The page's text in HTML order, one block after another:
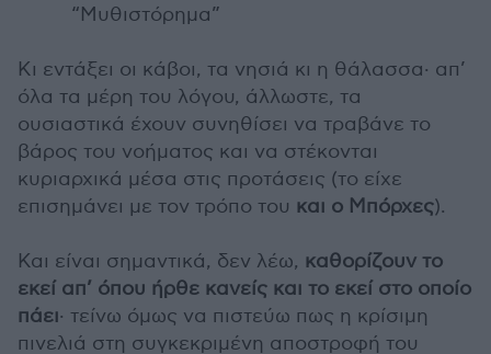
“Μυθιστόρημα”
Κι εντάξει οι κάβοι, τα νησιά κι η θάλασσα· απ’
όλα τα μέρη του λόγου, άλλωστε, τα
ουσιαστικά έχουν συνηθίσει να τραβάνε το
βάρος του νοήματος και να στέκονται
κυριαρχικά μέσα στις προτάσεις (το είχε
επισημάνει με τον τρόπο του και ο Μπόρχες).
Και είναι σημαντικά, δεν λέω, καθορίζουν το
εκεί απ’ όπου ήρθε κανείς και το εκεί στο οποίο
πάει· τείνω όμως να πιστεύω πως η κρίσιμη
πινελιά στη συγκεκριμένη αποστροφή του